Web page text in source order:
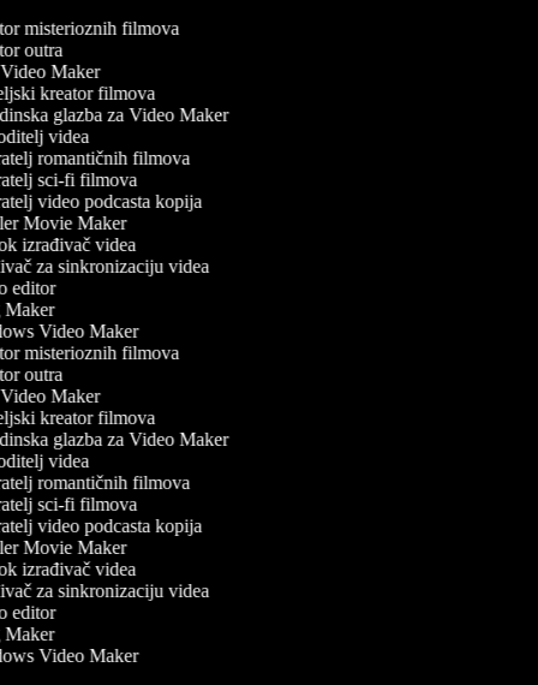
misterioznih filmova
outra
Maker
kreator filmova
glazba za Video Maker
videa
romantičnih filmova
sci-fi filmova
video podcasta kopija
Movie Maker
izrađivač videa
za sinkronizaciju videa
editor
Video Maker
misterioznih filmova
outra
Maker
kreator filmova
glazba za Video Maker
videa
romantičnih filmova
sci-fi filmova
video podcasta kopija
Movie Maker
izrađivač videa
za sinkronizaciju videa
editor
Video Maker